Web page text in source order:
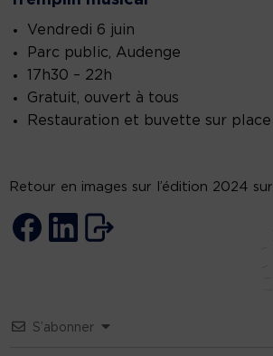
Vendredi 6 juin
Parc public, Audenge
17h30 – 22h
Gratuit, ouvert à tous
Restauration et buvette sur place
Retour en images sur l’édition 2024 sur
S’abonner